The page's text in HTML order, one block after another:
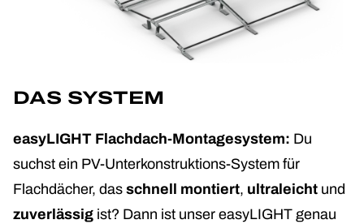
DAS SYSTEM
easyLIGHT Flachdach-Montagesystem: Du
suchst ein PV-Unterkonstruktions-System für
Flachdächer, das schnell montiert, ultraleicht und
zuverlässig ist? Dann ist unser easyLIGHT genau